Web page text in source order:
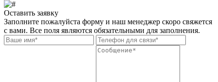
Оставить заявку
Заполните пожалуйста форму и наш менеджер скоро свяжется
с вами. Все поля являются обязательными для заполнения.